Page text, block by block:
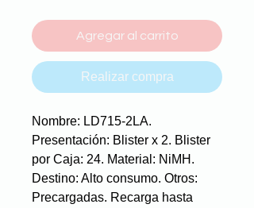
Agregar al carrito
Realizar compra
Nombre: LD715-2LA.
Presentación: Blister x 2. Blister
por Caja: 24. Material: NiMH.
Destino: Alto consumo. Otros:
Precargadas. Recarga hasta